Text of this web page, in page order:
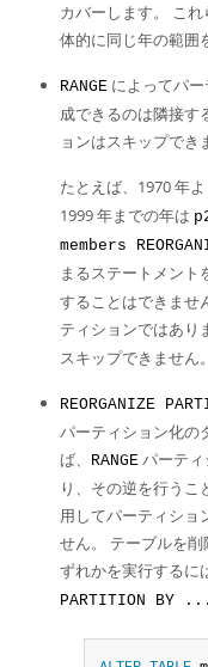
カバーします。 こ
体的に同じ年の範囲
RANGE によってパ
成できるのは隣接す
ョンはスキップでき
たとえば、1970 年
1999 年までの年は
members
まるステートメント
することはできませ
ティションではあり
スキップできません
REORGANIZE
パーティション化の
ば、
RANGE パーテ
り、その逆を行うこ
用してパーティショ
せん。 テーブルを
ずれかを実行するに
PARTITION BY ...